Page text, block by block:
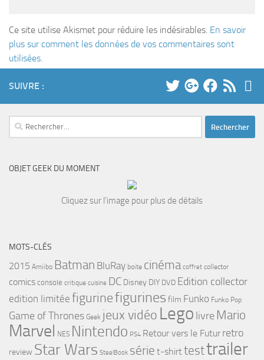
Ce site utilise Akismet pour réduire les indésirables. En savoir
plus sur comment les données de vos commentaires sont
utilisées.
SUIVRE :
Rechercher :
OBJET GEEK DU MOMENT
Cliquez sur l'image pour plus de détails
MOTS-CLÉS
2015 Amiibo Batman BluRay boite cinéma coffret collector
comics console critique cuisine DC Disney DIY DVD Edition collector
edition limitée figurinefigurines film Funko Funko Pop
Game of Thrones Geek jeux vidéo Lego livre Mario
Marvel NES Nintendo PS4 Retour vers le Futur retro
review Star Wars SteelBook série t-shirttesttrailer